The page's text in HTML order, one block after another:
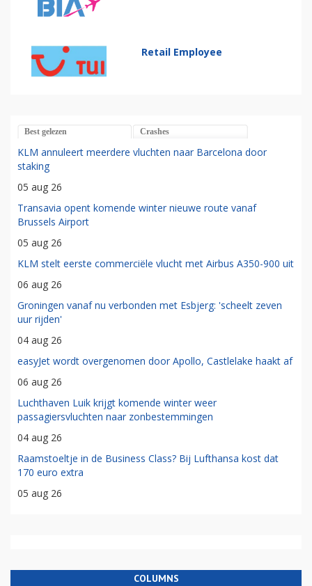
Retail Employee
Best gelezen Crashes
KLM annuleert meerdere vluchten naar Barcelona door
staking
05 aug 26
Transavia opent komende winter nieuwe route vanaf
Brussels Airport
05 aug 26
KLM stelt eerste commerciële vlucht met Airbus A350-900 uit
06 aug 26
Groningen vanaf nu verbonden met Esbjerg: 'scheelt zeven
uur rijden'
04 aug 26
easyJet wordt overgenomen door Apollo, Castlelake haakt af
06 aug 26
Luchthaven Luik krijgt komende winter weer
passagiersvluchten naar zonbestemmingen
04 aug 26
Raamstoeltje in de Business Class? Bij Lufthansa kost dat
170 euro extra
05 aug 26
COLUMNS